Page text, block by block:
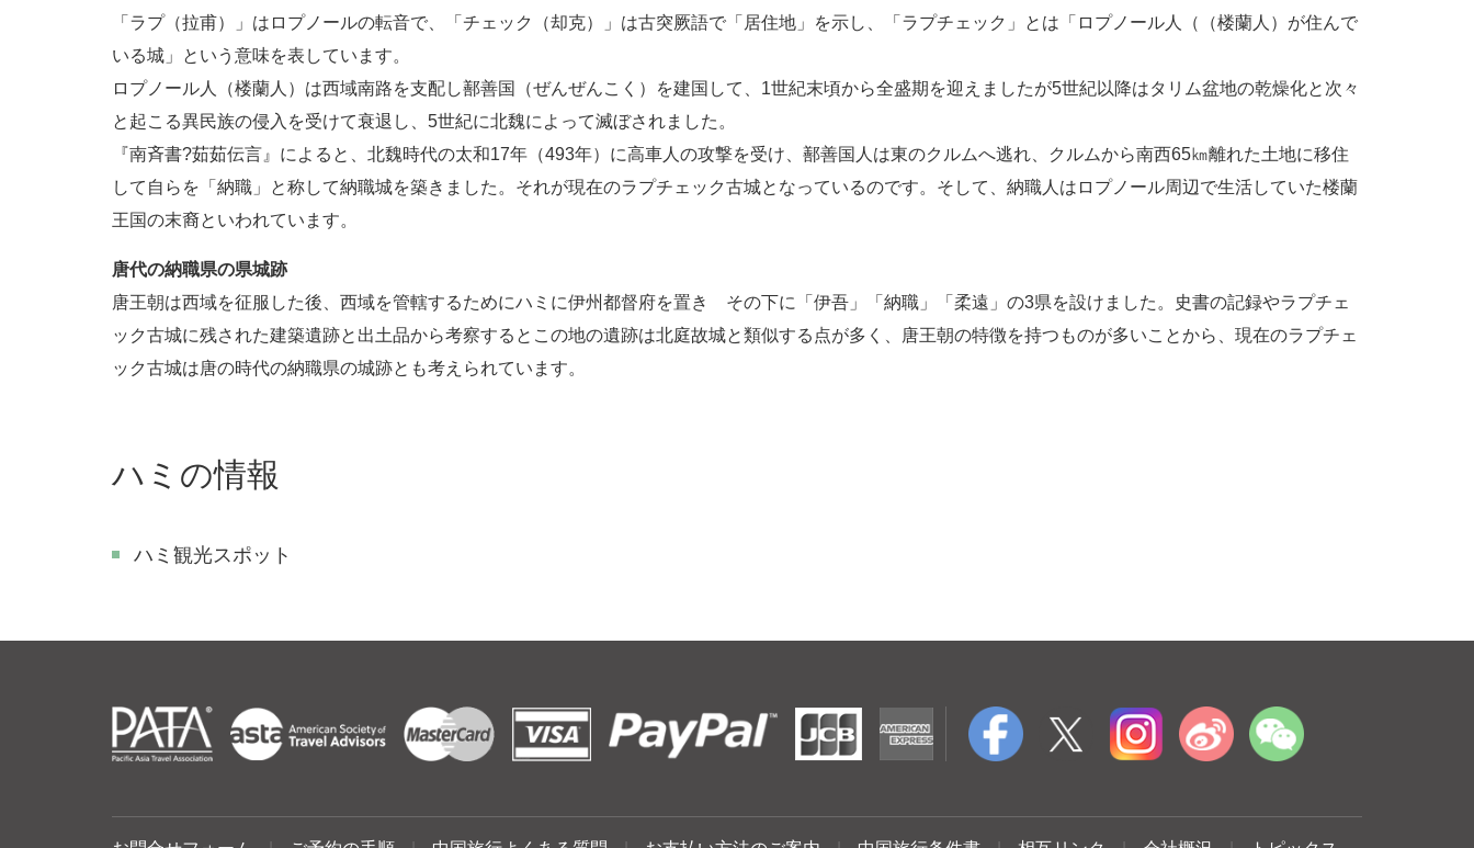
「ラプ（拉甫）」はロプノールの転音で、「チェック（却克）」は古突厥語で「居住地」を示し、「ラプチェック」とは「ロプノール人（（楼蘭人）が住んで
いる城」という意味を表しています。
ロプノール人（楼蘭人）は西域南路を支配し鄯善国（ぜんぜんこく）を建国して、1世紀末頃から全盛期を迎えましたが5世紀以降はタリム盆地の乾燥化と次々
と起こる異民族の侵入を受けて衰退し、5世紀に北魏によって滅ぼされました。
『南斉書?茹茹伝言』によると、北魏時代の太和17年（493年）に高車人の攻撃を受け、鄯善国人は東のクルムへ逃れ、クルムから南西65㎞離れた土地に移住
して自らを「納職」と称して納職城を築きました。それが現在のラプチェック古城となっているのです。そして、納職人はロプノール周辺で生活していた楼蘭
王国の末裔といわれています。
唐代の納職県の県城跡
唐王朝は西域を征服した後、西域を管轄するためにハミに伊州都督府を置き その下に「伊吾」「納職」「柔遠」の3県を設けました。史書の記録やラプチェ
ック古城に残された建築遺跡と出土品から考察するとこの地の遺跡は北庭故城と類似する点が多く、唐王朝の特徴を持つものが多いことから、現在のラプチェ
ック古城は唐の時代の納職県の城跡とも考えられています。
ハミの情報
ハミ観光スポット